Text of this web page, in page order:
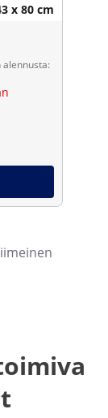
x 80 cm
alennusta: